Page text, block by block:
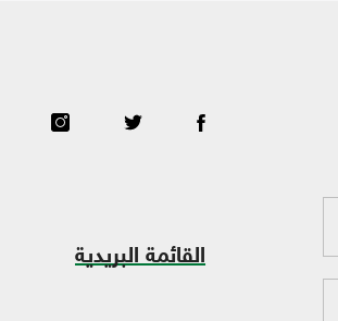
القائمة البريدية